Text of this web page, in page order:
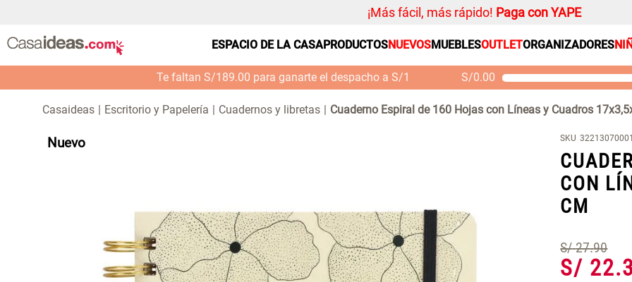
¡Más fácil, más rápido! Paga con YAPE
ESPACIO DE LA CASAPRODUCTOSNUEVOSMUEBLESOUTLETORGANIZADORES
Te faltan S/189.00 para ganarte el despacho a S/1 S/0.00
Escritorio y Papelería Cuadernos y libretas Cuaderno Espiral de 160 Hojas con Líneas y Cuadros
Nuevo SKU
CON
CM
S/ 27.90
S/ 22.
Mueble MDF y Madera
Puerta 65x28x171 cm
S/ 261.00 S/
Alfombra
Cojin
Platos
Cortinas
Individuales